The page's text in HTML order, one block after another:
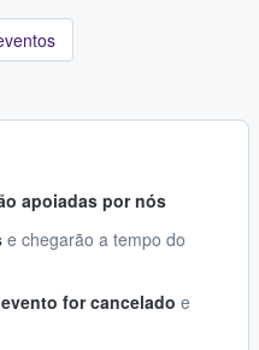
apoiadas por nós
e chegarão a tempo do
for cancelado e